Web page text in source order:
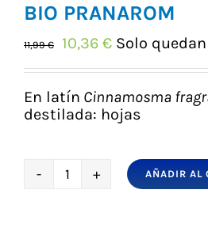
BIO PRANAROM
11,99€
El
original
era:
11,99 €.
10,36 €El
actual
es:
10,36 €.
Solo
En latín Cinnamosma
destilada: hojas
SARO
AÑADIR AL